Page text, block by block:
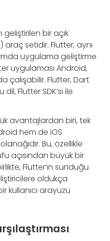
bir açık
araç setidir. Flutter, aynı
uygulama geliştirme
uygulaması Android,
çalışabilir. Flutter, Dart
Flutter SDK’sı ile
avantajlardan biri, tek
hem de iOS
Bu, özellikle
açısından büyük bir
Flutter’ın sunduğu
oldukça
kullanıcı arayüzü